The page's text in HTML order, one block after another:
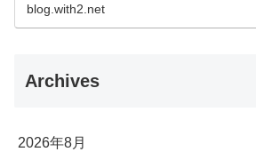
blog.with2.net
Archives
2026年8月